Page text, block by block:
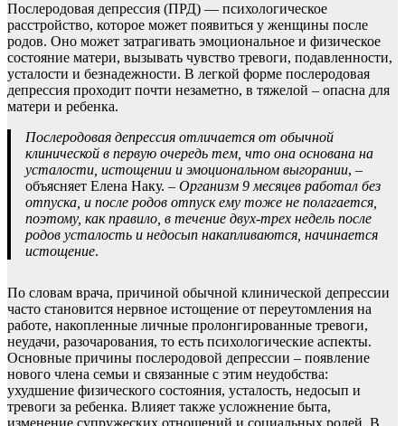
Послеродовая депрессия (ПРД) — психологическое
расстройство, которое может появиться у женщины после
родов. Оно может затрагивать эмоциональное и физическое
состояние матери, вызывать чувство тревоги, подавленности,
усталости и безнадежности. В легкой форме послеродовая
депрессия проходит почти незаметно, в тяжелой – опасна для
матери и ребенка.
Послеродовая депрессия отличается от обычной
клинической в первую очередь тем, что она основана на
усталости, истощении и эмоциональном выгорании, –
объясняет Елена Наку. – Организм 9 месяцев работал без
отпуска, и после родов отпуск ему тоже не полагается,
поэтому, как правило, в течение двух-трех недель после
родов усталость и недосып накапливаются, начинается
истощение.
По словам врача, причиной обычной клинической депрессии
часто становится нервное истощение от переутомления на
работе, накопленные личные пролонгированные тревоги,
неудачи, разочарования, то есть психологические аспекты.
Основные причины послеродовой депрессии – появление
нового члена семьи и связанные с этим неудобства:
ухудшение физического состояния, усталость, недосып и
тревоги за ребенка. Влияет также усложнение быта,
изменение супружеских отношений и социальных ролей. В